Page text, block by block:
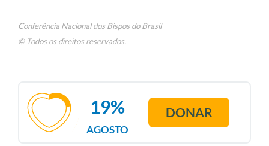
Conferência Nacional dos Bispos do Brasil
© Todos os direitos reservados.
AGOSTO
19% DONAR